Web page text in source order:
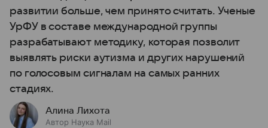
развитии больше, чем принято считать. Ученые
УрФУ в составе международной группы
разрабатывают методику, которая позволит
выявлять риски аутизма и других нарушений
по голосовым сигналам на самых ранних
стадиях.
Алина Лихота
Автор Наука Mail